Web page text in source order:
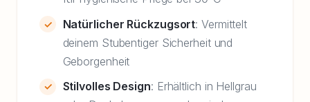
Natürlicher Rückzugsort: Vermittelt
deinem Stubentiger Sicherheit und
Geborgenheit
Stilvolles Design: Erhältlich in Hellgrau